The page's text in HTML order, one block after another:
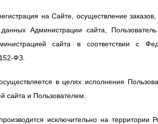
на Сайте, осуществление
Администрации сайта,
сайта в соответствии с
ФЗ.
в целях исполнения
сайта и Пользователем.
исключительно на территории